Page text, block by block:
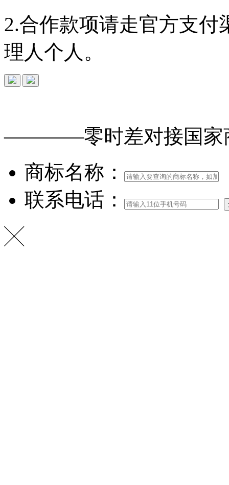
2.合作款项请走官方支
理人个人。
————零时差对接国
商标名称：
联系电话：
╳